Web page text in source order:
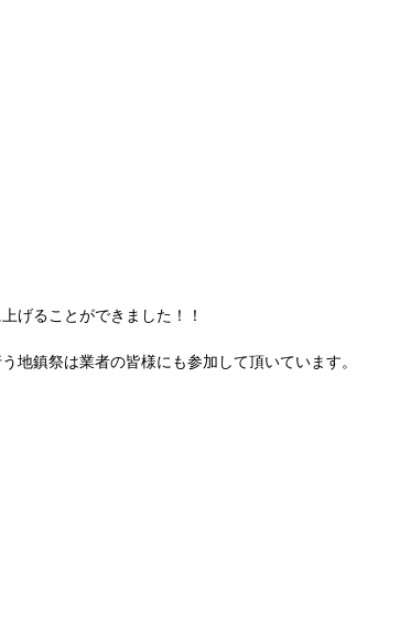
げることができました！！
地鎮祭は業者の皆様にも参加して頂いています。